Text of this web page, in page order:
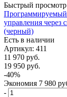
Быстрый просмотр
Программируемый
управления
(черный)
Есть в наличии
Артикул: 411
11 970 руб.
19 950 руб.
-40%
Экономия 7 980
-